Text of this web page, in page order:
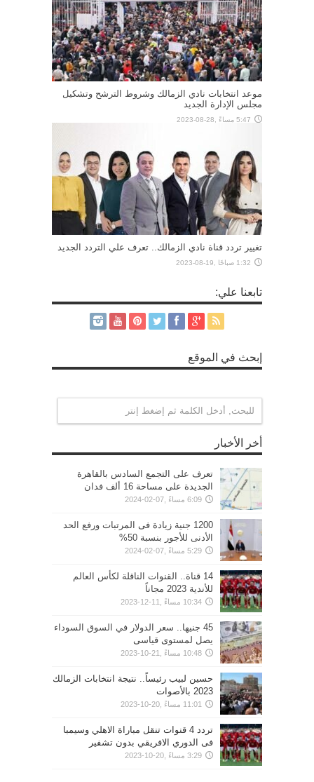
موعد انتخابات نادي الزمالك وشروط الترشح وتشكيل
مجلس الإدارة الجديد
5:47 مساءً ,28-08-2023
تغيير تردد قناة نادي الزمالك.. تعرف علي التردد الجديد
1:32 صباحًا ,19-08-2023
تابعنا علي:
إبحث في الموقع
أخر الأخبار
تعرف على التجمع السادس بالقاهرة
الجديدة على مساحة 16 ألف فدان
6:09 مساءً ,07-02-2024
1200 جنية زيادة فى المرتبات ورفع الحد
الأدنى للأجور بنسبة 50%
5:29 مساءً ,07-02-2024
14 قناة.. القنوات الناقلة لكأس العالم
للأندية 2023 مجاناً
10:34 مساءً ,11-12-2023
45 جنيها.. سعر الدولار في السوق السوداء
يصل لمستوى قياسى
10:48 مساءً ,21-10-2023
حسين لبيب رئيساً.. نتيجة انتخابات الزمالك
2023 بالأصوات
11:01 مساءً ,20-10-2023
تردد 4 قنوات تنقل مباراة الاهلي وسيمبا
فى الدوري الافريقي بدون تشفير
3:29 مساءً ,20-10-2023